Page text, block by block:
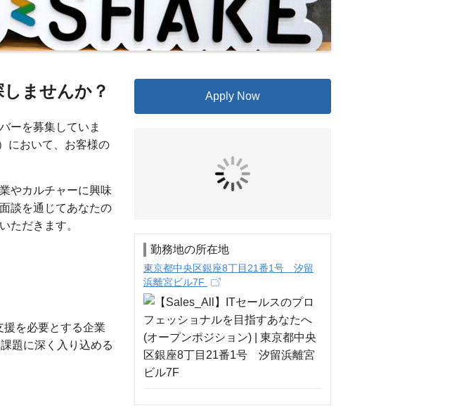
ませんか？
ーを募集していま
において、お客様の
やカルチャーに興味
談を通じてあなたの
ただきます。
を必要とする企業
題に深く入り込める
Apply Now
勤務地の所在地
東京都中央区銀座8丁目21番1号 汐留
浜離宮ビル7F